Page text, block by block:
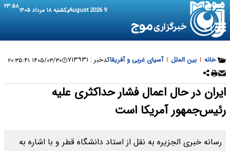
9 August 2026 یکشنبه ۱۸ مرداد ۱۴۰۵ ۲۳:۵۸
خانه | بین الملل | آسیای غربی و آفریقاکدخبر : ۷۱۳۹۳۱ ۱۴۰۵/۰۳/۳۰ ۲۰:۳۵:۴۱
ایران در حال اعمال فشار حداکثری علیه
رئیس‌جمهور آمریکا است
رسانه خبری الجزیره به نقل از استاد دانشگاه قطر و با اشاره به